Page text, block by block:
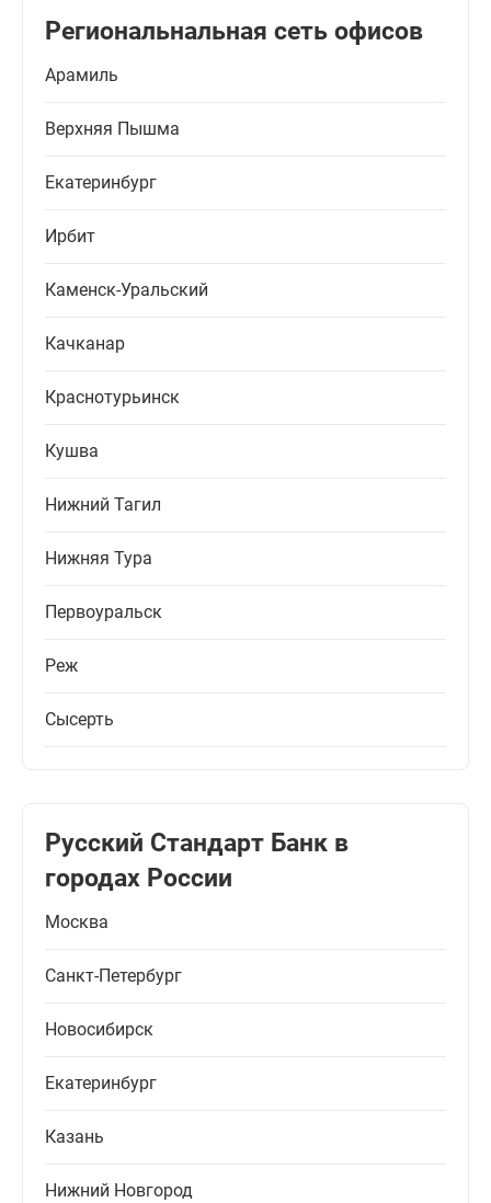
Региональнальная сеть офисов
Арамиль
Верхняя Пышма
Екатеринбург
Ирбит
Каменск-Уральский
Качканар
Краснотурьинск
Кушва
Нижний Тагил
Нижняя Тура
Первоуральск
Реж
Сысерть
Русский Стандарт Банк в
городах России
Москва
Санкт-Петербург
Новосибирск
Екатеринбург
Казань
Нижний Новгород